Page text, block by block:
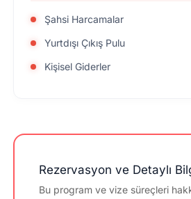
Şahsi Harcamalar
Yurtdışı Çıkış Pulu
Kişisel Giderler
Rezervasyon ve Detaylı
Bu program ve vize süreçleri